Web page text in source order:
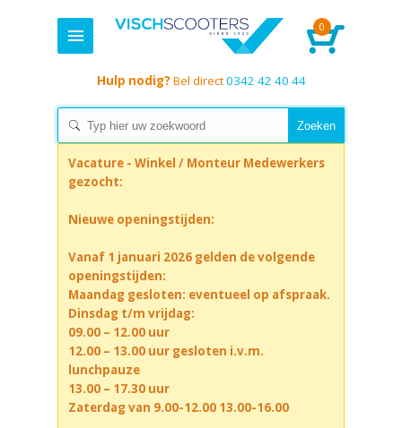
0
Hulp nodig? Bel direct0342 42 40 44
Vacature - Winkel / Monteur Medewerkers
gezocht:
Nieuwe openingstijden:
Vanaf 1 januari 2026 gelden de volgende
openingstijden:
Maandag gesloten: eventueel op afspraak.
Dinsdag t/m vrijdag:
09.00 – 12.00 uur
12.00 – 13.00 uur gesloten i.v.m.
lunchpauze
13.00 – 17.30 uur
Zaterdag van 9.00-12.00 13.00-16.00